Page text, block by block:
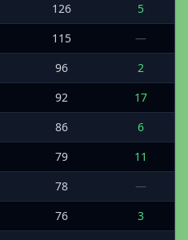
126
5
115
—
96
2
92
17
86
6
79
11
78
—
76
3